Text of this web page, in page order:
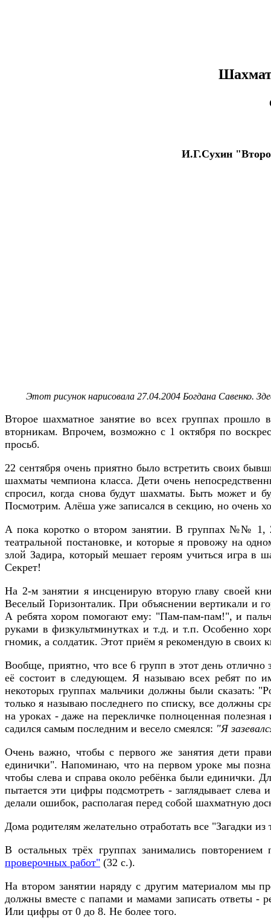
И.Г.Сухин
Этот рисунок нарисовала 27.04.2004 Богдана Савенко.
Второе шахматное занятие во всех группах прошло
вторникам. Впрочем, возможно с 1 октября по
просьб.
22 сентября очень приятно было встретить своих
шахматы чемпиона класса. Дети очень
спросил, когда снова будут шахматы. Быть может и
Посмотрим. Алёша уже записался в секцию, но очень
А пока коротко о втором занятии. В группах №№ 1,
театральной постановке, и которые я провожу на
злой Задира, который мешает героям учиться игра
Секрет!
На 2-м занятии я инсценирую вторую главу своей
Веселый Горизонталик. При объяснении вертикали и
А ребята хором помогают ему: "Пам-пам-пам!", и
руками в физкультминутках и т.д. и т.п. Особенно
гномик, а солдатик. Этот приём я рекомендую в своих
Вообще, приятно, что все 6 групп в этот день
её состоит в следующем. Я называю всех ребят по
некоторых группах мальчики должны были сказать:
только я называю последнего по списку, все должны
на уроках - даже на перекличке полноценная
садился самым последним и весело смеялся: "Я
Очень важно, чтобы с первого же занятия дети
единички". Напоминаю, что на первом уроке мы
чтобы слева и справа около ребёнка были единички.
пытается эти цифры подсмотреть - заглядывает
делали ошибок, располагая перед собой шахматную
Дома родителям желательно отработать все "Загадки из
В остальных трёх группах занимались повторением
проверочных работ" (32 с.).
На втором занятии наряду с другим материалом мы
должны вместе с папами и мамами записать ответы -
Или цифры от 0 до 8. Не более того.